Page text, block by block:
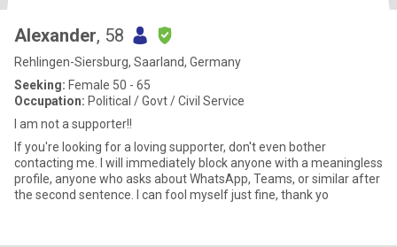
Alexander, 58
Rehlingen-Siersburg, Saarland, Germany
Seeking: Female 50 - 65
Occupation: Political / Govt / Civil Service
I am not a supporter!!
If you're looking for a loving supporter, don't even bother
contacting me. I will immediately block anyone with a meaningless
profile, anyone who asks about WhatsApp, Teams, or similar after
the second sentence. I can fool myself just fine, thank yo